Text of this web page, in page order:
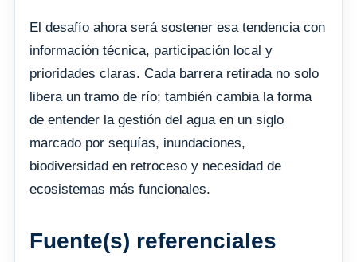
El desafío ahora será sostener esa tendencia con
información técnica, participación local y
prioridades claras. Cada barrera retirada no solo
libera un tramo de río; también cambia la forma
de entender la gestión del agua en un siglo
marcado por sequías, inundaciones,
biodiversidad en retroceso y necesidad de
ecosistemas más funcionales.
Fuente(s) referenciales